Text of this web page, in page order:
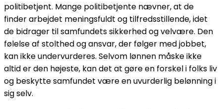
politibetjent. Mange politibetjente nævner, at de
finder arbejdet meningsfuldt og tilfredsstillende, idet
de bidrager til samfundets sikkerhed og velvære. Den
følelse af stolthed og ansvar, der følger med jobbet,
kan ikke undervurderes. Selvom lønnen måske ikke
altid er den højeste, kan det at gøre en forskel i folks liv
og beskytte samfundet være en uvurderlig belønning i
sig selv.